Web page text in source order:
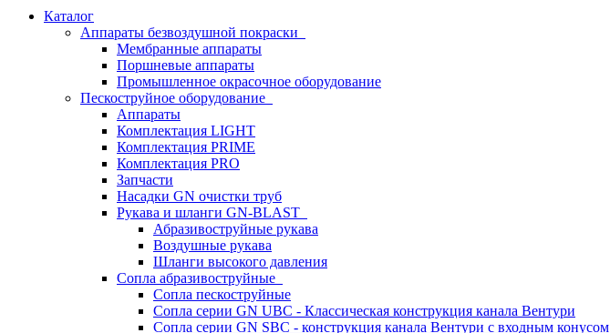
Каталог
Аппараты безвоздушной покраски
Мембранные аппараты
Поршневые аппараты
Промышленное окрасочное оборудование
Пескоструйное оборудование
Аппараты
Комплектация LIGHT
Комплектация PRIME
Комплектация PRO
Запчасти
Насадки GN очистки труб
Рукава и шланги GN-BLAST
Абразивоструйные рукава
Воздушные рукава
Шланги высокого давления
Сопла абразивоструйные
Сопла пескоструйные
Сопла серии GN UBC - Классическая конструкция канала Вентури
Сопла серии GN SBC - конструкция канала Вентури c входным конусом